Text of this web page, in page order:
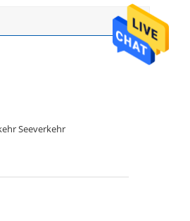
Seeverkehr